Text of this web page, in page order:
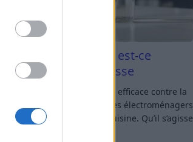
Vinaigre blanc et four est-ce
efficace contre la graisse
Vinaigre blanc et four : est-ce efficace contre la
graisse ? Le four fait partie des électroménagers
les plus sollicités dans une cuisine. Qu’il s’agisse